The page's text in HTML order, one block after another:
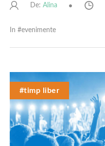
De: Alina
In #evenimente
#timp liber